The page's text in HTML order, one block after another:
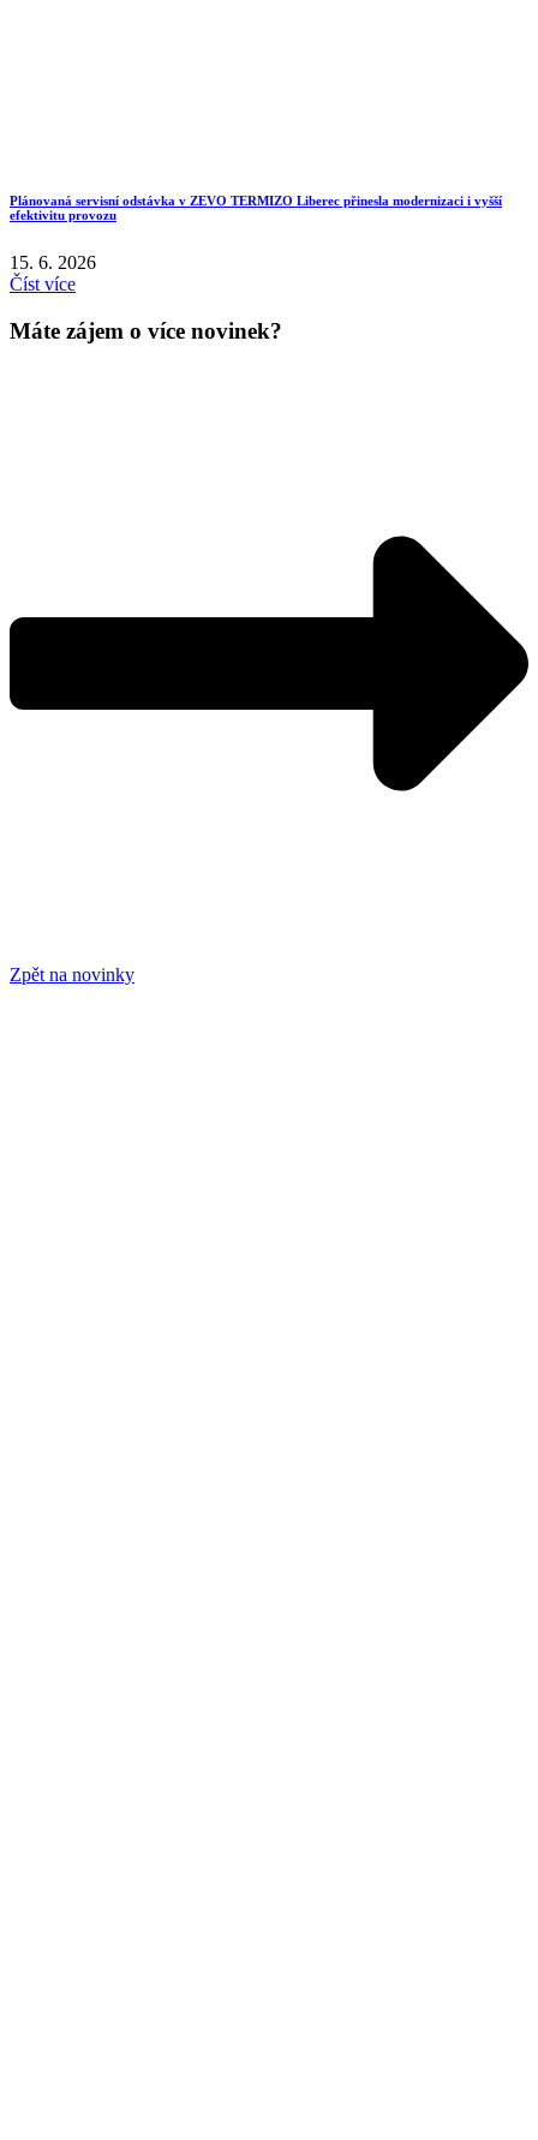
Plánovaná servisní odstávka v ZEVO TERMIZO Liberec přinesla modernizaci i vyšší
efektivitu provozu
15. 6. 2026
Číst více
Máte zájem o více novinek?
Zpět na novinky